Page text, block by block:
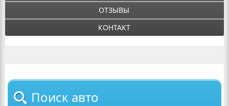
ОТЗЫВЫ
КОНТАКТ
Поиск авто